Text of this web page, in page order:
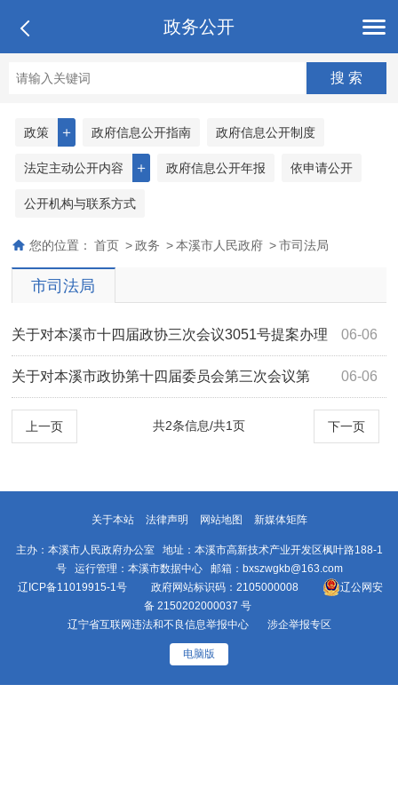
政务公开
＋
政策 政府信息公开指南 政府信息公开制度
＋
法定主动公开内容 政府信息公开年报 依申请公开
公开机构与联系方式
您的位置： 首页 > 政务 > 本溪市人民政府 > 市司法局
市司法局
06-06
关于对本溪市十四届政协三次会议3051号提案办理
情况的答复 06-06
关于对本溪市政协第十四届委员会第三次会议第
3174号提案办理情况的答复
上一页 下一页
共2条信息/共1页
关于本站 法律声明 网站地图 新媒体矩阵
主办：本溪市人民政府办公室 地址：本溪市高新技术产业开发区枫叶路188-1
号 运行管理：本溪市数据中心 邮箱：bxszwgkb@163.com
辽ICP备11019915-1号 政府网站标识码：2105000008
辽公网安
备 2150202000037 号
辽宁省互联网违法和不良信息举报中心
涉企举报专区
电脑版